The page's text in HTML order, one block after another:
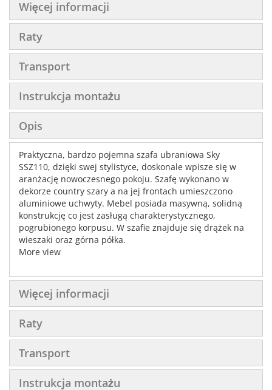
Więcej informacji
Raty
Transport
Instrukcja montażu
Opis
Praktyczna, bardzo pojemna szafa ubraniowa Sky
SSZ110, dzięki swej stylistyce, doskonale wpisze się w
aranżację nowoczesnego pokoju. Szafę wykonano w
dekorze country szary a na jej frontach umieszczono
aluminiowe uchwyty. Mebel posiada masywną, solidną
konstrukcję co jest zasługą charakterystycznego,
pogrubionego korpusu. W szafie znajduje się drążek na
wieszaki oraz górna półka.
More view
Więcej informacji
Raty
Transport
Instrukcja montażu